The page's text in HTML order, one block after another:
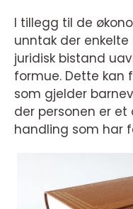
I tillegg til de
unntak der
juridisk bistand
formue. Dette kan
som gjelder
der personen er
handling som har